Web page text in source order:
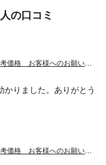
の口コミ
電子ピアノ、エレクトーン専門 表示料金は参考価格 お客様へのお願い必読 回収対応
りました。ありがとう
電子ピアノ、エレクトーン専門 表示料金は参考価格 お客様へのお願い必読 回収対応